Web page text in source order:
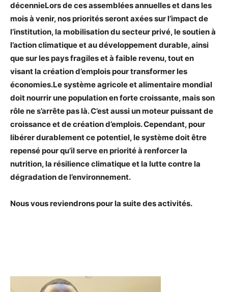
décennieLors de ces assemblées annuelles et dans les
mois à venir, nos priorités seront axées sur l’impact de
l’institution, la mobilisation du secteur privé, le soutien à
l’action climatique et au développement durable, ainsi
que sur les pays fragiles et à faible revenu, tout en
visant la création d’emplois pour transformer les
économies.Le système agricole et alimentaire mondial
doit nourrir une population en forte croissante, mais son
rôle ne s’arrête pas là. C’est aussi un moteur puissant de
croissance et de création d’emplois. Cependant, pour
libérer durablement ce potentiel, le système doit être
repensé pour qu’il serve en priorité à renforcer la
nutrition, la résilience climatique et la lutte contre la
dégradation de l’environnement.
Nous vous reviendrons pour la suite des activités.